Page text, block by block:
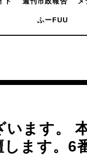
ふーFUU
います。
します。6